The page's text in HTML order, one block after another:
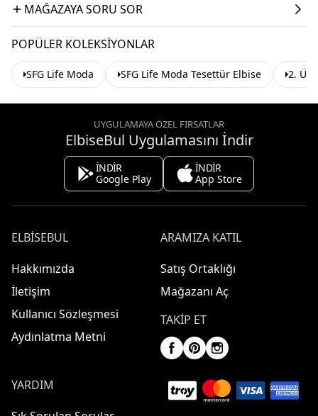
MAĞAZAYA SORU SOR
POPÜLER KOLEKSIYONLAR
SFG Life Moda SFG Life Moda Tesettür Elbise 2.
UYGULAMAYA ÖZEL FIRSATLAR
ElbiseBul Uygulamasını İndir
İNDİR
Google Play
İNDİR
App Store
ELBISEBUL
Hakkımızda
İletişim
Kullanıcı Sözleşmesi
Aydınlatma Metni
ARAMIZA KATIL
Satış Ortaklığı
Mağazanı Aç
TAKIP ET
YARDIM